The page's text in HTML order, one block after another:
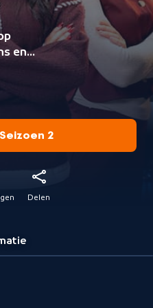
en
2
Delen